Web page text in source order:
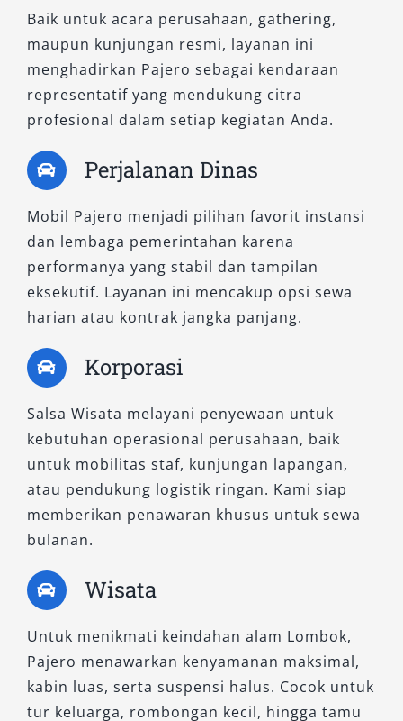
Bagi Anda yang menginginkan tampilan sporty
sekaligus mewah, varian Dakar 4×2
menawarkan keseimbangan antara gaya dan
efisiensi. Mobil ini dilengkapi dengan fitur-fitur
penunjang kenyamanan seperti power seat,
yang halus. Cocok digunakan untuk tamu VIP,
wisatawan eksekutif, maupun kegiatan
perusahaan di wilayah Mataram dan
sekitarnya.
3. Pajero Dakar Ultimate AT 4×2
4×2. Menawarkan teknologi canggih, finishing
interior premium, serta performa mesin yang
responsif, Dakar Ultimate 4×2 sangat ideal
untuk perjalanan ke luar kota, event formal,
ataupun liburan keluarga. Dengan desain yang
mewah dan fitur keselamatan lengkap, mobil
ini memberikan pengalaman berkendara kelas
atas dalam suasana yang lebih santai.
Salsa Wisata memahami bahwa setiap
perjalanan memiliki karakteristik dan
kebutuhan yang berbeda. Oleh karena itu, kami
menyediakan rental Pajero Lombok dengan
berbagai tipe yang bisa disesuaikan dengan
tujuan Anda—baik untuk medan berat dengan
Baik untuk acara perusahaan, gathering,
maupun kunjungan resmi, layanan ini
menghadirkan Pajero sebagai kendaraan
representatif yang mendukung citra
profesional dalam setiap kegiatan Anda.
Perjalanan Dinas
Mobil Pajero menjadi pilihan favorit instansi
dan lembaga pemerintahan karena
performanya yang stabil dan tampilan
eksekutif. Layanan ini mencakup opsi sewa
harian atau kontrak jangka panjang.
Korporasi
Salsa Wisata melayani penyewaan untuk
kebutuhan operasional perusahaan, baik
untuk mobilitas staf, kunjungan lapangan,
atau pendukung logistik ringan. Kami siap
memberikan penawaran khusus untuk sewa
bulanan.
Wisata
Untuk menikmati keindahan alam Lombok,
Pajero menawarkan kenyamanan maksimal,
kabin luas, serta suspensi halus. Cocok untuk
tur keluarga, rombongan kecil, hingga tamu